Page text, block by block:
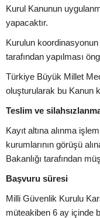
Kurul Kanunun
yapacaktır.
Kurulun
tarafından yapılması
Türkiye Büyük Millet
oluşturularak bu Kanun
Teslim ve
Kayıt altına alınma
kurumlarının görüşü
Bakanlığı tarafından
Başvuru süresi
Milli Güvenlik Kurulu
müteakiben 6 ay içinde